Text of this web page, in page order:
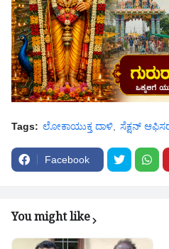
Tags: ಲೋಕಾಯುಕ್ತ ದಾಳಿ ಸೆಕ್ಷನ್
Facebook
You might like